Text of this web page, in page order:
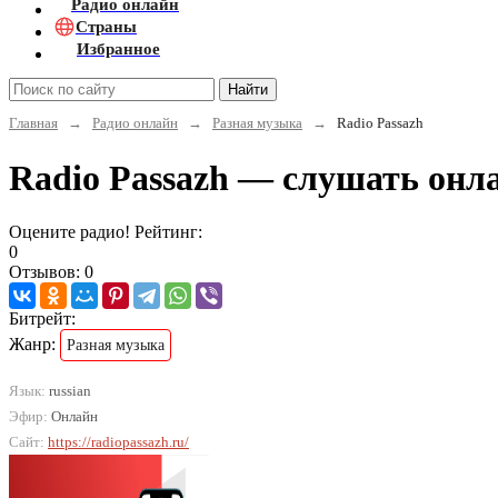
Радио онлайн
Страны
Избранное
Найти
Главная
→ Радио онлайн → Разная музыка → Radio Passazh
Radio Passazh — слушать
Оцените радио! Рейтинг:
0
Отзывов: 0
Битрейт:
Жанр:
Разная музыка
Язык: russian
Эфир: Онлайн
Сайт: https://radiopassazh.ru/